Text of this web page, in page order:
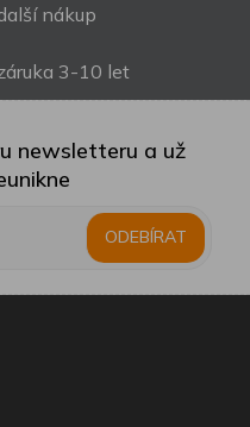
nákup
3-10 let
newsletteru a už
ODEBÍRAT